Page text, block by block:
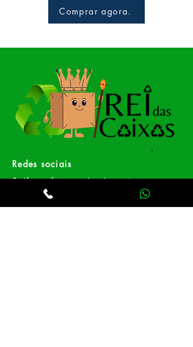
Comprar agora.
Redes sociais
Saiba tudo em primeira mão